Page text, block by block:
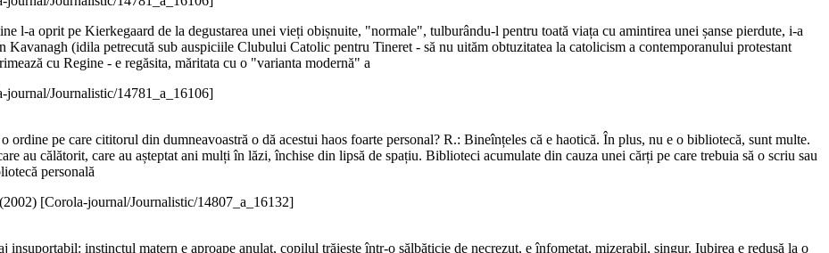
l-a oprit pe Kierkegaard de la degustarea unei vieți obișnuite, "normale", tulburându-l pentru toată viața cu amintirea unei șanse pierdute, i-a
Kavanagh (idila petrecută sub auspiciile Clubului Catolic pentru Tineret - să nu uităm obtuzitatea la catolicism a contemporanului protestant
cu Regine - e regăsita, măritata cu o "varianta modernă" a
journal/Journalistic/14781_a_16106]
ordine pe care cititorul din dumneavoastră o dă acestui haos foarte personal? R.: Bineînțeles că e haotică. În plus, nu e o bibliotecă, sunt multe.
au călătorit, care au așteptat ani mulți în lăzi, închise din lipsă de spațiu. Biblioteci acumulate din cauza unei cărți pe care trebuia să o scriu sau
personală
2002) [Corola-journal/Journalistic/14807_a_16132]
insuportabil: instinctul matern e aproape anulat, copilul trăiește într-o sălbăticie de necrezut, e înfometat, mizerabil, singur. Iubirea e redusă la o